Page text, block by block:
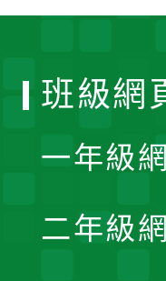
班級網
一年級
二年級